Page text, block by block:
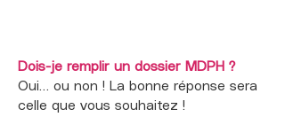
Dois-je remplir un dossier MDPH ?
Oui… ou non ! La bonne réponse sera
celle que vous souhaitez !